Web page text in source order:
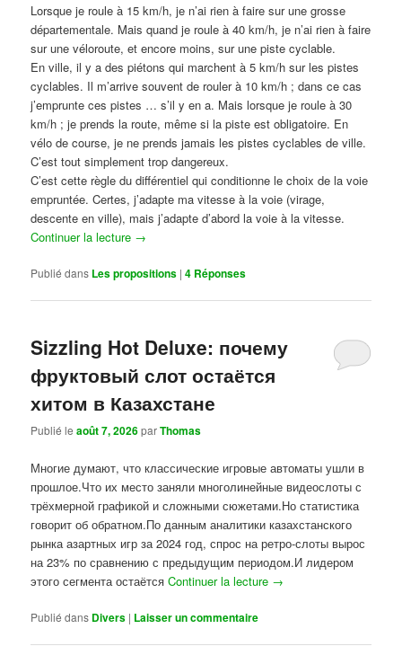
Lorsque je roule à 15 km/h, je n’ai rien à faire sur une grosse
départementale. Mais quand je roule à 40 km/h, je n’ai rien à faire
sur une véloroute, et encore moins, sur une piste cyclable.
En ville, il y a des piétons qui marchent à 5 km/h sur les pistes
cyclables. Il m’arrive souvent de rouler à 10 km/h ; dans ce cas
j’emprunte ces pistes … s’il y en a. Mais lorsque je roule à 30
km/h ; je prends la route, même si la piste est obligatoire. En
vélo de course, je ne prends jamais les pistes cyclables de ville.
C’est tout simplement trop dangereux.
C’est cette règle du différentiel qui conditionne le choix de la voie
empruntée. Certes, j’adapte ma vitesse à la voie (virage,
descente en ville), mais j’adapte d’abord la voie à la vitesse.
Continuer la lecture →
Publié dans Les propositions |4 Réponses
Sizzling Hot Deluxe: почему
фруктовый слот остаётся
хитом в Казахстане
Publié leaoût 7, 2026parThomas
Многие думают, что классические игровые автоматы ушли в
прошлое.Что их место заняли многолинейные видеослоты с
трёхмерной графикой и сложными сюжетами.Но статистика
говорит об обратном.По данным аналитики казахстанского
рынка азартных игр за 2024 год, спрос на ретро-слоты вырос
на 23% по сравнению с предыдущим периодом.И лидером
этого сегмента остаётсяContinuer la lecture →
Publié dans Divers | Laisser un commentaire